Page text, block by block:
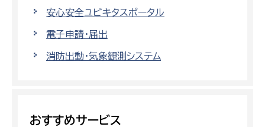
安心安全ユビキタスポータル
電子申請・届出
消防出動・気象観測システム
おすすめサービス